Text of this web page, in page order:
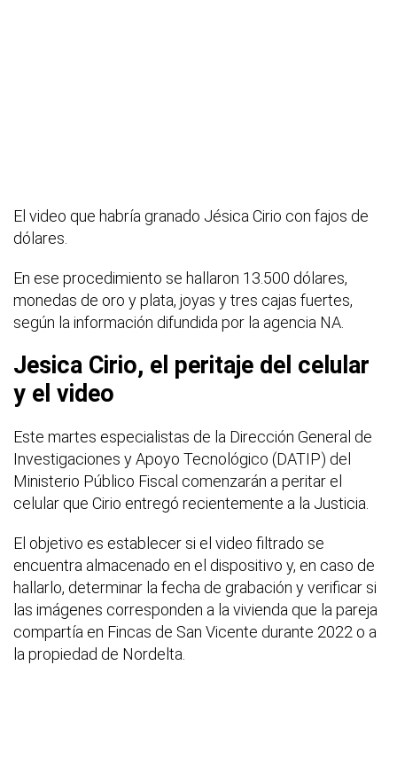
El video que habría granado Jésica Cirio con fajos de
dólares.
En ese procedimiento se hallaron 13.500 dólares,
monedas de oro y plata, joyas y tres cajas fuertes,
según la información difundida por la agencia NA.
Jesica Cirio, el peritaje del celular
y el video
Este martes especialistas de la Dirección General de
Investigaciones y Apoyo Tecnológico (DATIP) del
Ministerio Público Fiscal comenzarán a peritar el
celular que Cirio entregó recientemente a la Justicia.
El objetivo es establecer si el video filtrado se
encuentra almacenado en el dispositivo y, en caso de
hallarlo, determinar la fecha de grabación y verificar si
las imágenes corresponden a la vivienda que la pareja
compartía en Fincas de San Vicente durante 2022 o a
la propiedad de Nordelta.